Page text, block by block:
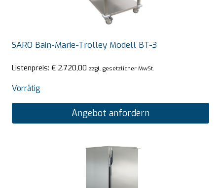
SARO Bain-Marie-Trolley Modell BT-3
Listenpreis: € 2.720,00 zzgl. gesetzlicher MwSt.
Vorrätig
Angebot anfordern